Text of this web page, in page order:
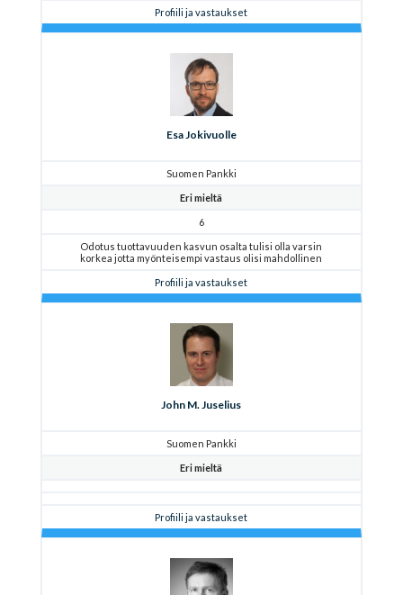
Profiili ja vastaukset
Esa Jokivuolle
Suomen Pankki
Eri mieltä
6
Odotus tuottavuuden kasvun osalta tulisi olla varsin
korkea jotta myönteisempi vastaus olisi mahdollinen
Profiili ja vastaukset
John M. Juselius
Suomen Pankki
Eri mieltä
Profiili ja vastaukset